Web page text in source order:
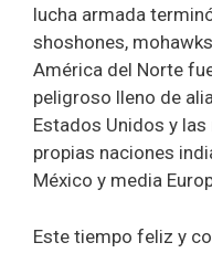
lucha armada
shoshones,
América del Norte
peligroso lleno de
Estados Unidos y
propias naciones
México y media
Este tiempo feliz y